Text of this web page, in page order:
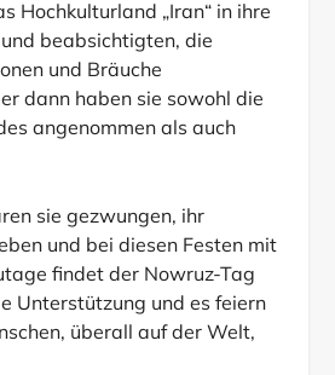
Hochkulturland „Iran“ in ihre
beabsichtigten, die
und Bräuche
dann haben sie sowohl die
angenommen als auch
sie gezwungen, ihr
und bei diesen Festen mit
findet der Nowruz-Tag
Unterstützung und es feiern
überall auf der Welt,